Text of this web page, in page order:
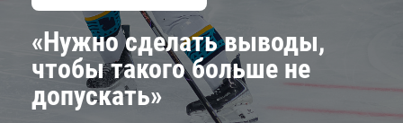
«Нужно сделать выводы,
чтобы такого больше не
допускать»